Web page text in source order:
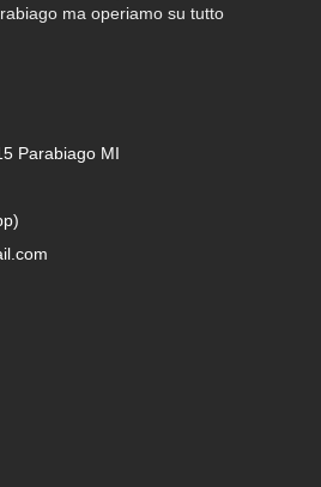
ma operiamo su tutto
Parabiago MI